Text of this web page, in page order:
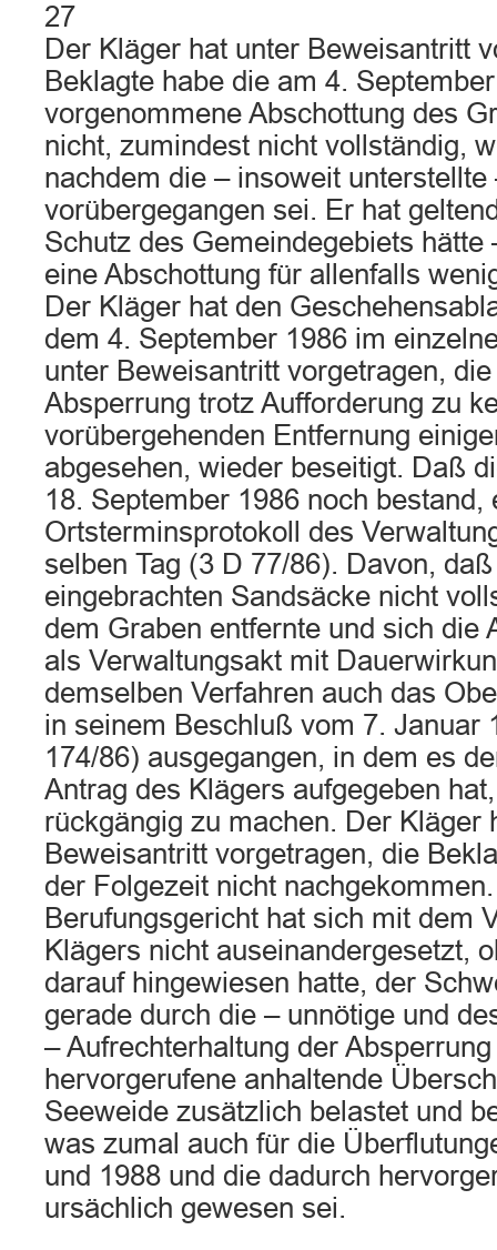
27
Der Kläger hat unter Beweisantritt
Beklagte habe die am 4.
vorgenommene Abschottung des
nicht, zumindest nicht vollständig,
nachdem die – insoweit
vorübergegangen sei. Er hat
Schutz des Gemeindegebiets hätte
eine Abschottung für allenfalls
Der Kläger hat den
dem 4. September 1986 im
unter Beweisantritt vorgetragen,
Absperrung trotz Aufforderung zu
vorübergehenden Entfernung
abgesehen, wieder beseitigt. Daß
18. September 1986 noch
Ortsterminsprotokoll des
selben Tag (3 D 77/86). Davon,
eingebrachten Sandsäcke nicht
dem Graben entfernte und sich die
als Verwaltungsakt mit
demselben Verfahren auch das
in seinem Beschluß vom 7. Januar
174/86) ausgegangen, in dem es
Antrag des Klägers aufgegeben
rückgängig zu machen. Der Kläger
Beweisantritt vorgetragen, die
der Folgezeit nicht
Berufungsgericht hat sich mit dem
Klägers nicht auseinandergesetzt,
darauf hingewiesen hatte, der
gerade durch die – unnötige und
– Aufrechterhaltung der
hervorgerufene anhaltende
Seeweide zusätzlich belastet und
was zumal auch für die
und 1988 und die dadurch
ursächlich gewesen sei.